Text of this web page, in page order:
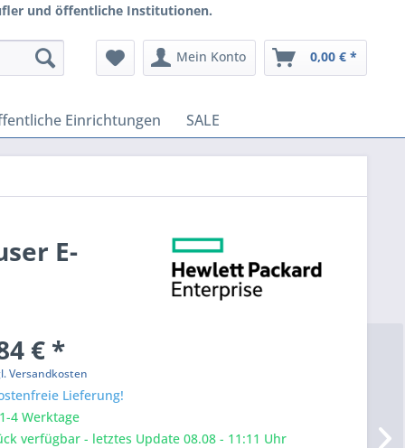
und öffentliche Institutionen.
Mein Konto 0,00 € *
Einrichtungen SALE
E-
€ *
Versandkosten
Lieferung!
4 Werktage
verfügbar - letztes Update 08.08 - 11:11 Uhr